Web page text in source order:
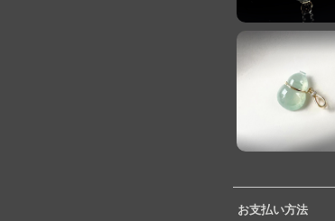
お支払い方法